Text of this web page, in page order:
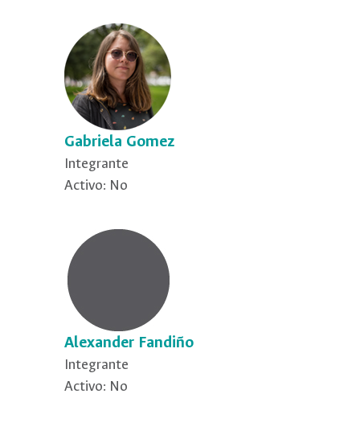
Gabriela Gomez
Integrante
Activo: No
Alexander Fandiño
Integrante
Activo: No